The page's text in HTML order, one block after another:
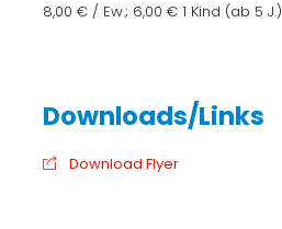
8,00 € / Ew.; 6,00 € 1 Kind (ab 5 J.)
Download Flyer